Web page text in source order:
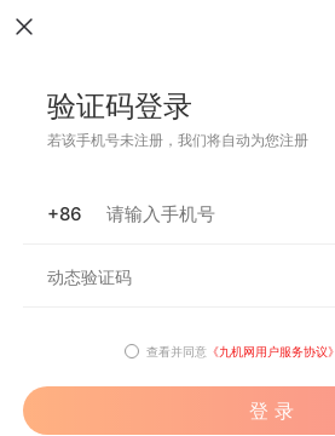
验证码登录
若该手机号未注册，我们将自动为您注册
+86
查看并同意 《九机网用户服务协议》
登 录